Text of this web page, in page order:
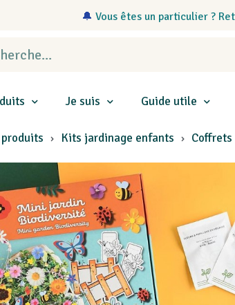
🔔 Vous êtes un particulier ?
Je suis Guide utile
produits Kits jardinage enfants